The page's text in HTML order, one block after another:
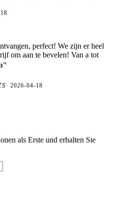
perfect! We zijn er heel
om aan te bevelen! Van a tot
”
·2026-04-18
als Erste und erhalten Sie